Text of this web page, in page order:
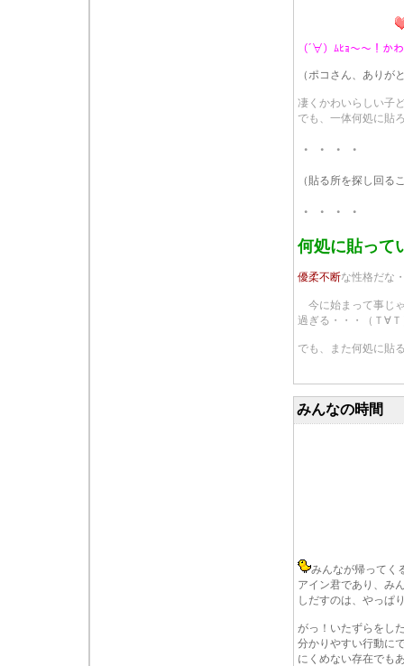
（´∀）ﾑﾋｮ～～！か
（ポコさん、ありが
凄くかわいらしい子
でも、一体何処に貼
・・・・
（貼る所を探し回る
・・・・
何処に貼って
優柔不断な性格だな
今に始まって事じ
過ぎる・・・（Ｔ∀
でも、また何処に貼
みんなの時間
みんなが帰ってく
アイン君であり、み
しだすのは、やっぱ
がっ！いたずらをし
分かりやすい行動に
にくめない存在でも